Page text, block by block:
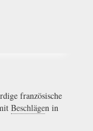
französische
Beschlägen in